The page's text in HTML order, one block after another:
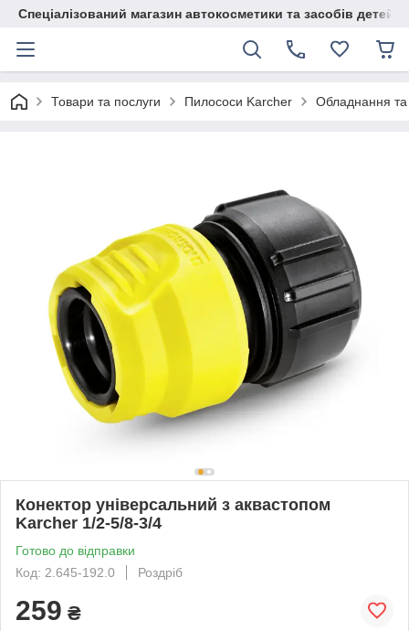
Спеціалізований магазин автокосметики та засобів
Товари та послуги Пилососи Karcher Обладнання та
Конектор універсальний з аквастопом
Karcher 1/2-5/8-3/4
Готово до відправки
Код: 2.645-192.0
Роздріб
259 ₴